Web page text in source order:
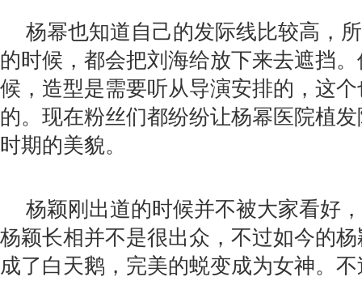
杨幂也知道自己的发际线比较高，
的时候，都会把刘海给放下来去遮挡
候，造型是需要听从导演安排的，这
的。现在粉丝们都纷纷让杨幂医院植
时期的美貌。
杨颖刚出道的时候并不被大家看好
杨颖长相并不是很出众，不过如今的
成了白天鹅，完美的蜕变成为女神。